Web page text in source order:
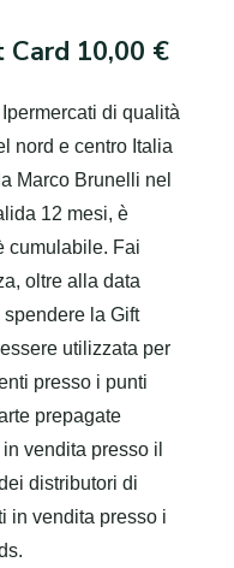
Card 10,00 €
di qualità
nord e centro Italia
Marco Brunelli nel
12 mesi, è
cumulabile. Fai
oltre alla data
la Gift
utilizzata per
presso i punti
prepagate
vendita presso il
distributori di
in vendita presso i